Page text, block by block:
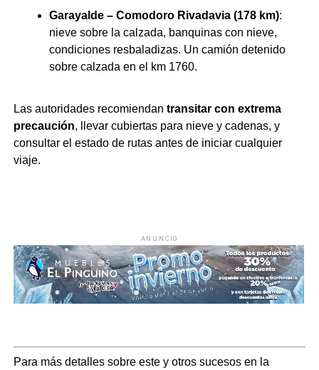
Garayalde – Comodoro Rivadavia (178 km):
nieve sobre la calzada, banquinas con nieve,
condiciones resbaladizas. Un camión detenido
sobre calzada en el km 1760.
Las autoridades recomiendan transitar con extrema
precaución, llevar cubiertas para nieve y cadenas, y
consultar el estado de rutas antes de iniciar cualquier
viaje.
ANUNCIO
Para más detalles sobre este y otros sucesos en la